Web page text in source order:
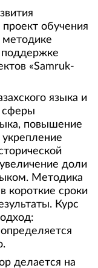
обучения
методике
поддержке
«Samruk-
языка и
сферы
повышение
доли
Методика
короткие сроки
Курс
делается на